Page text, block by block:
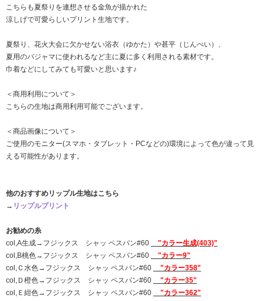
こちらも夏祭りを連想させる金魚が描かれた
涼しげで可愛らしいプリント生地です。
夏祭り、花火大会に欠かせない浴衣（ゆかた）や甚平（じんべい）、
夏用のパジャマに使われるなど主に夏に多く利用される素材です。
巾着などにしてみても可愛いと思います♪
＜商用利用について＞
こちらの生地は商用利用可能でございます。
＜商品画像について＞
ご使用のモニター(スマホ・タブレット・PCなどの)環境によって色が違って見
える可能性があります。
他のおすすめリップル生地はこちら
→ リップルプリント
お勧めの糸
col,A生成→フジックス シャッ ペスパン#60
"カラー生成(403)"
col,B桃色→フジックス シャッ ペスパン#60
"カラー9"
col,Ｃ水色→フジックス シャッ ペスパン#60
"カラー358"
col,Ｄ橙色→フジックス シャッ ペスパン#60
"カラー35"
col,Ｅ紺色→フジックス シャッ ペスパン#60
"カラー362"